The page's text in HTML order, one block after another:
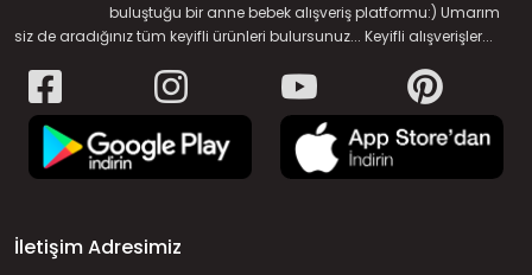
buluştuğu bir anne bebek alışveriş platformu:) Umarım
siz de aradığınız tüm keyifli ürünleri bulursunuz... Keyifli alışverişler...
İletişim Adresimiz